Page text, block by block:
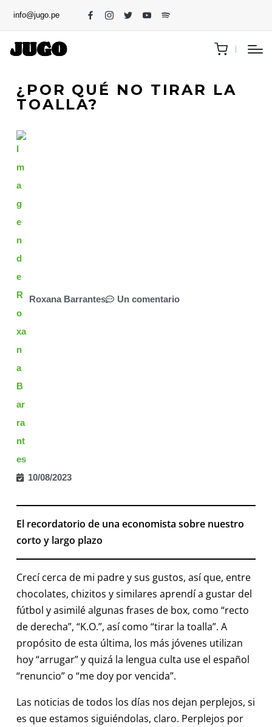
info@jugo.pe
¿POR QUÉ NO TIRAR LA
TOALLA?
Roxana Barrantes Un comentario
10/08/2023
El recordatorio de una economista sobre nuestro
corto y largo plazo
Crecí cerca de mi padre y sus gustos, así que, entre
chocolates, chizitos y similares aprendí a gustar del
fútbol y asimilé algunas frases de box, como “recto
de derecha”, “K.O.”, así como “tirar la toalla”. A
propósito de esta última, los más jóvenes utilizan
hoy “arrugar” y quizá la lengua culta use el español
“renuncio” o “me doy por vencida”.
Las noticias de todos los días nos dejan perplejos, si
es que estamos siguiéndolas, claro. Perplejos por